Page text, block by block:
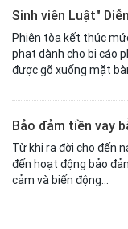
Sinh viên Luật"
Phiên tòa kết thúc
phạt dành cho bị cáo
được gõ xuống mặt
Bảo đảm tiền vay
Từ khi ra đời cho đến
đến hoạt động bảo
cảm và biến động...